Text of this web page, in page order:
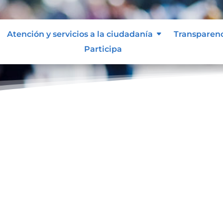
Atención y servicios a la ciudadanía
Participa